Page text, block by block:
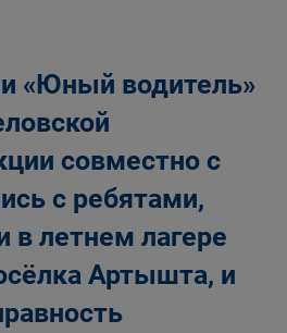
«Юный водитель»
совместно с
с ребятами,
летнем лагере
Артышта, и